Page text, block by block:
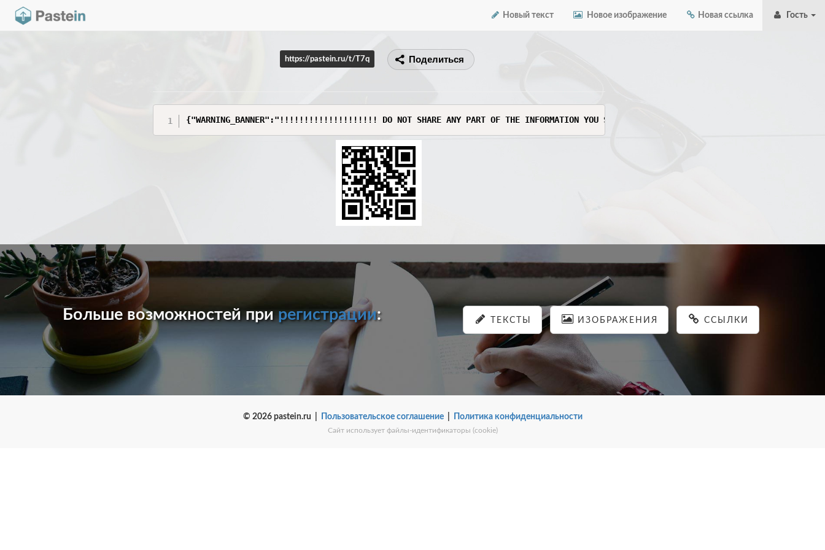
Новый текст Новое изображение Новая ссылка Гость
https://pastein.ru/t/T7q Поделиться
{"WARNING_BANNER":"!!!!!!!!!!!!!!!!!!!! DO NOT SHARE ANY PART OF THE INFORMATION YOU SEE HERE. THIS INFORMATION IS SENSITIVE AND CAN
Больше возможностей прирегистрации: ТЕКСТЫ ИЗОБРАЖЕНИЯ ССЫЛКИ
© 2026 pastein.ru | Пользовательское соглашение| Политика конфиденциальности
Сайт использует файлы-идентификаторы (cookie)